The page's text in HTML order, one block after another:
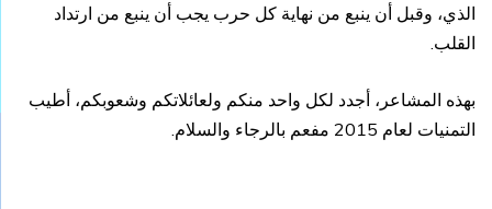
الذي، وقبل أن ينبع من نهاية كل حرب يجب أن ينبع من ارتداد
القلب.
بهذه المشاعر، أجدد لكل واحد منكم ولعائلاتكم وشعوبكم، أطيب
التمنيات لعام 2015 مفعم بالرجاء والسلام.